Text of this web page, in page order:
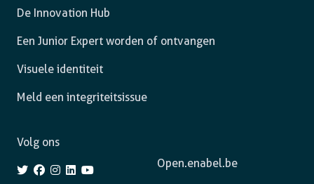
De Innovation Hub
Een Junior Expert worden of ontvangen
Visuele identiteit
Meld een integriteitsissue
Open.enabel.be
Volg ons